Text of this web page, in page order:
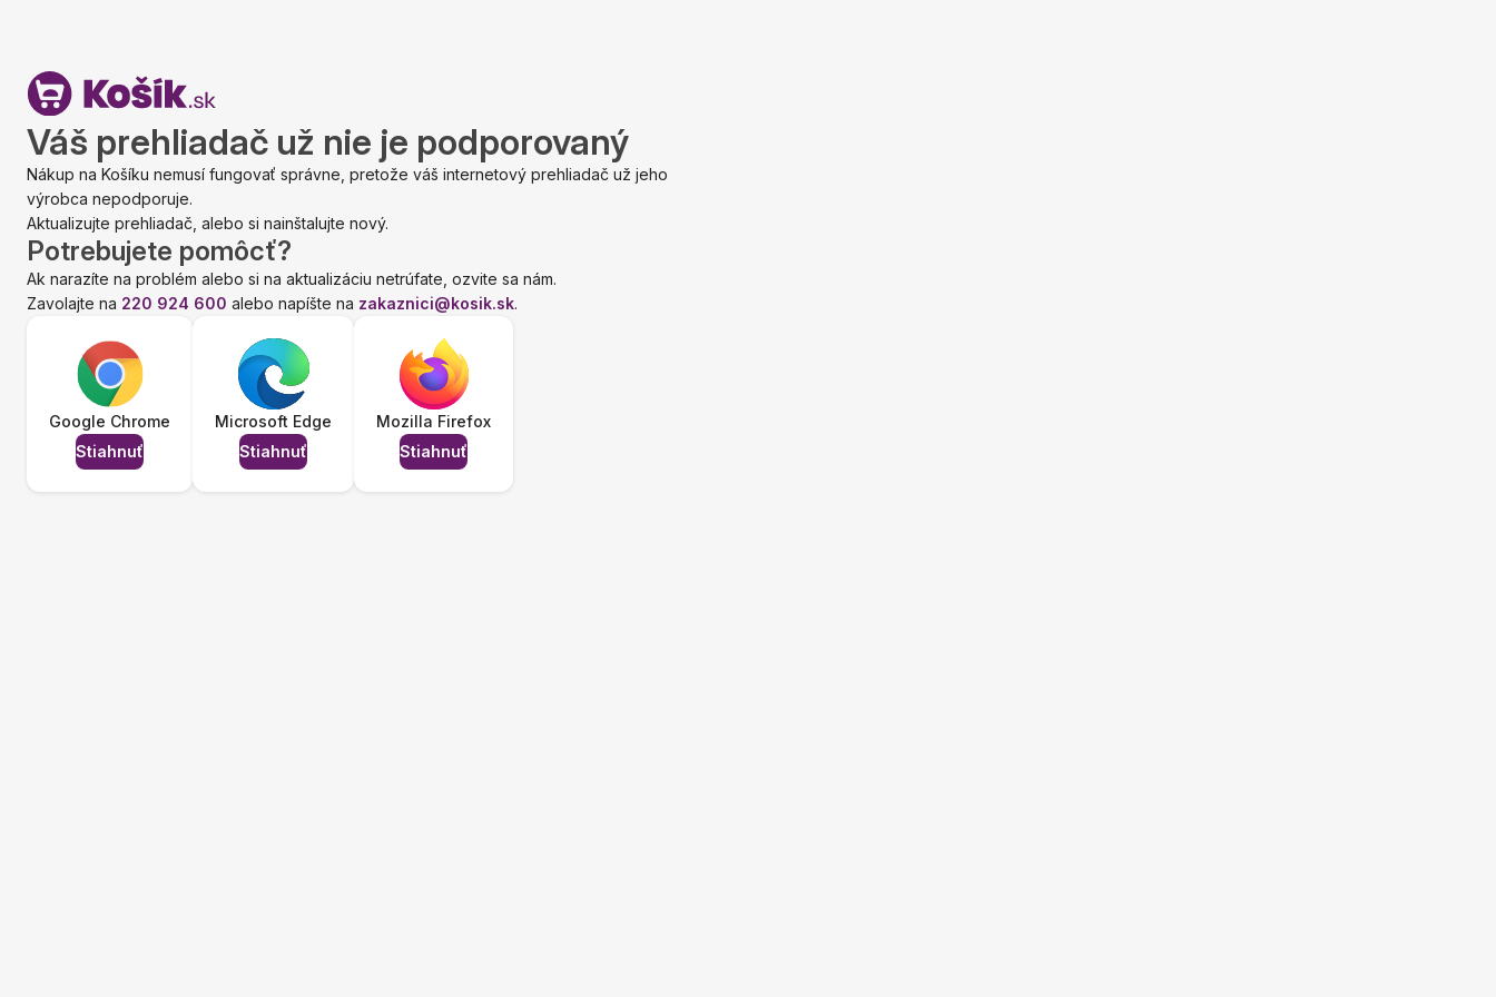
Váš prehliadač už nie je podporovaný
Nákup na Košíku nemusí fungovať správne, pretože váš internetový prehliadač už jeho
výrobca nepodporuje.
Aktualizujte prehliadač, alebo si nainštalujte nový.
Potrebujete pomôcť?
Ak narazíte na problém alebo si na aktualizáciu netrúfate, ozvite sa nám.
Zavolajte na 220 924 600 alebo napíšte na zakaznici@kosik.sk.
Google Chrome
Stiahnuť
Microsoft Edge
Stiahnuť
Mozilla Firefox
Stiahnuť